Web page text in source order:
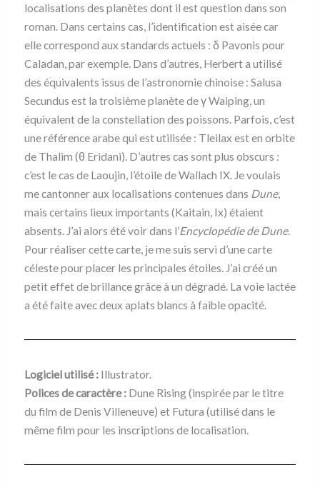
localisations des planètes dont il est question dans son
roman. Dans certains cas, l’identification est aisée car
elle correspond aux standards actuels : δ Pavonis pour
Caladan, par exemple. Dans d’autres, Herbert a utilisé
des équivalents issus de l’astronomie chinoise : Salusa
Secundus est la troisième planète de γ Waiping, un
équivalent de la constellation des poissons. Parfois, c’est
une référence arabe qui est utilisée : Tleilax est en orbite
de Thalim (θ Eridani). D’autres cas sont plus obscurs :
c’est le cas de Laoujin, l’étoile de Wallach IX. Je voulais
me cantonner aux localisations contenues dans Dune,
mais certains lieux importants (Kaitain, Ix) étaient
absents. J’ai alors été voir dans l’Encyclopédie de Dune.
Pour réaliser cette carte, je me suis servi d’une carte
céleste pour placer les principales étoiles. J’ai créé un
petit effet de brillance grâce à un dégradé. La voie lactée
a été faite avec deux aplats blancs à faible opacité.
Logiciel utilisé :Illustrator.
Polices de caractère :Dune Rising (inspirée par le titre
du film de Denis Villeneuve) et Futura (utilisé dans le
même film pour les inscriptions de localisation.